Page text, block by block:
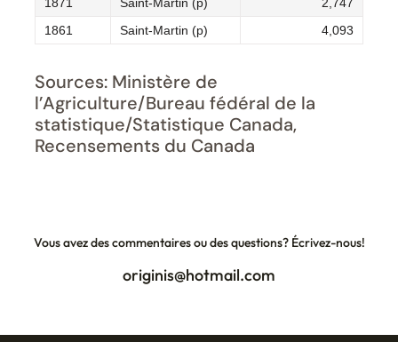
1861
Saint-Martin (p) 4,093
Sources: Ministère de
l’Agriculture/Bureau fédéral de la
statistique/Statistique Canada,
Recensements du Canada
Vous avez des commentaires ou des questions? Écrivez-nous!
originis@hotmail.com